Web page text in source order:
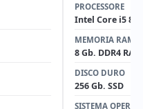
PROCESSORE
Intel Core i5
MEMORIA RAM
8 Gb. DDR4 RAM
DISCO DURO
256 Gb. SSD
SISTEMA